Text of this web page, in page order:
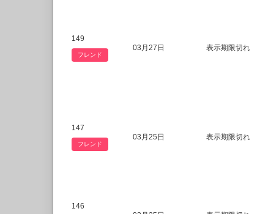
149
フレンド
03月27日 表示期限切れ
147
フレンド
03月25日 表示期限切れ
146